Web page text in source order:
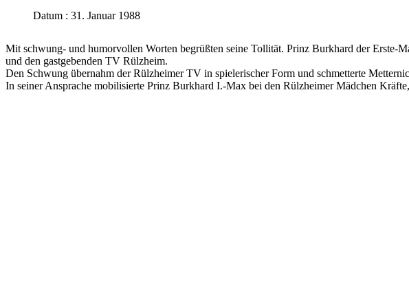
Datum : 31. Januar 1988
Mit schwung- und humorvollen Worten begrüßten seine Tollität. Prinz Burkhard der
und den gastgebenden TV Rülzheim.
Den Schwung übernahm der Rülzheimer TV in spielerischer Form und schmetterte
In seiner Ansprache mobilisierte Prinz Burkhard I.-Max bei den Rülzheimer Mädchen